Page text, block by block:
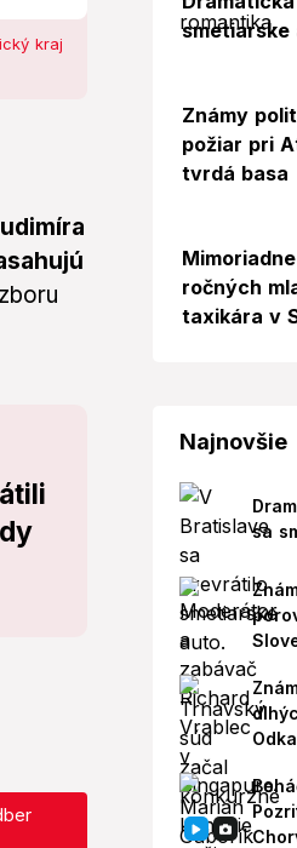
kraj
smetiarske
Známy
požiar pri
tvrdá basa
ročných
taxikára v
Najnovšie
sa
jedno